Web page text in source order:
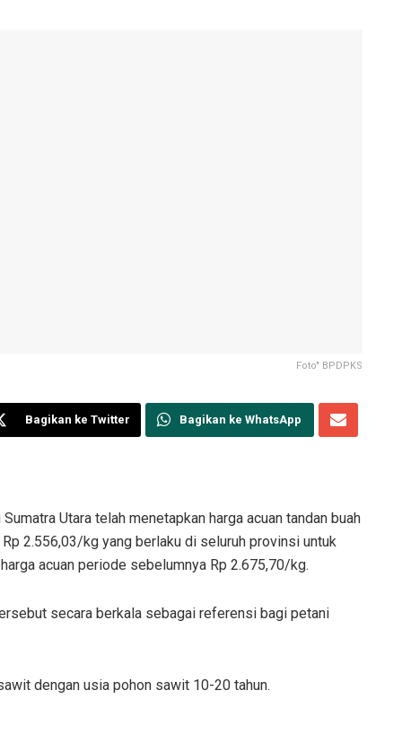
Foto" BPDPKS
Bagikan ke Twitter Bagikan ke WhatsApp
Utara telah menetapkan harga acuan tandan buah
2.556,03/kg yang berlaku di seluruh provinsi untuk
acuan periode sebelumnya Rp 2.675,70/kg.
secara berkala sebagai referensi bagi petani
dengan usia pohon sawit 10-20 tahun.